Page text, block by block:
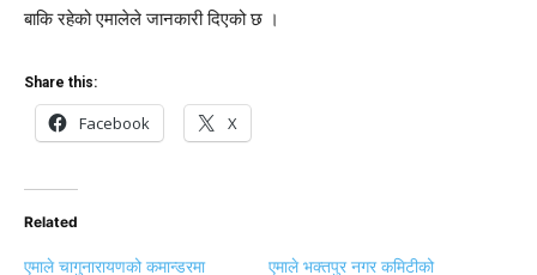
बाकि रहेको एमालेले जानकारी दिएको छ ।
Share this:
Facebook X
Related
एमाले चागुनारायणको कमान्डरमा
एमाले भक्तपुर नगर कमिटीको